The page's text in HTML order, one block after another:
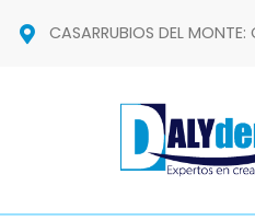
CASARRUBIOS DEL